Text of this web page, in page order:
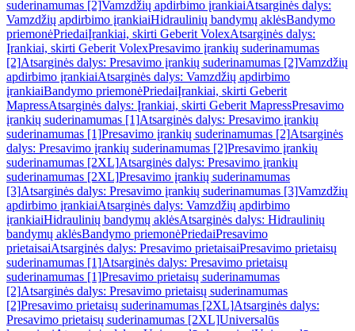
suderinamumas [2]Vamzdžių apdirbimo įrankiaiAtsarginės dalys:
Vamzdžių apdirbimo įrankiaiHidraulinių bandymų aklėsBandymo
priemonėPriedaiĮrankiai, skirti Geberit VolexAtsarginės dalys:
Įrankiai, skirti Geberit VolexPresavimo įrankių suderinamumas
[2]Atsarginės dalys: Presavimo įrankių suderinamumas [2]Vamzdžių
apdirbimo įrankiaiAtsarginės dalys: Vamzdžių apdirbimo
įrankiaiBandymo priemonėPriedaiĮrankiai, skirti Geberit
MapressAtsarginės dalys: Įrankiai, skirti Geberit MapressPresavimo
įrankių suderinamumas [1]Atsarginės dalys: Presavimo įrankių
suderinamumas [1]Presavimo įrankių suderinamumas [2]Atsarginės
dalys: Presavimo įrankių suderinamumas [2]Presavimo įrankių
suderinamumas [2XL]Atsarginės dalys: Presavimo įrankių
suderinamumas [2XL]Presavimo įrankių suderinamumas
[3]Atsarginės dalys: Presavimo įrankių suderinamumas [3]Vamzdžių
apdirbimo įrankiaiAtsarginės dalys: Vamzdžių apdirbimo
įrankiaiHidraulinių bandymų aklėsAtsarginės dalys: Hidraulinių
bandymų aklėsBandymo priemonėPriedaiPresavimo
prietaisaiAtsarginės dalys: Presavimo prietaisaiPresavimo prietaisų
suderinamumas [1]Atsarginės dalys: Presavimo prietaisų
suderinamumas [1]Presavimo prietaisų suderinamumas
[2]Atsarginės dalys: Presavimo prietaisų suderinamumas
[2]Presavimo prietaisų suderinamumas [2XL]Atsarginės dalys:
Presavimo prietaisų suderinamumas [2XL]Universalūs